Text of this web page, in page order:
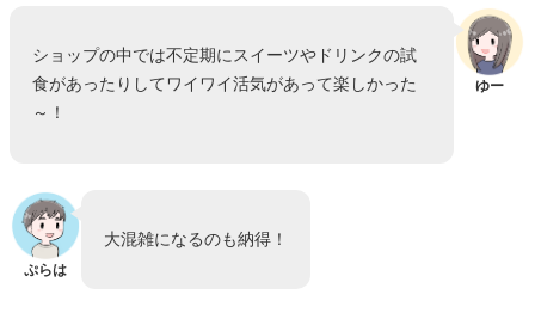
ゆー
ショップの中では不定期にスイーツやドリンクの試
食があったりしてワイワイ活気があって楽しかった
～！
ぷらは
大混雑になるのも納得！